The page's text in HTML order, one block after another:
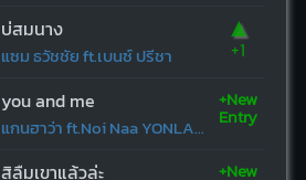
บ่สมนาง
แซม ธวัชชัย ft.เบนซ์ ปรีชา
▲
+1
you and me
แกนฮาว่า ft.Noi Naa YONLAPA
+New
Entry
สิลืมเขาแล้วล่ะ +New